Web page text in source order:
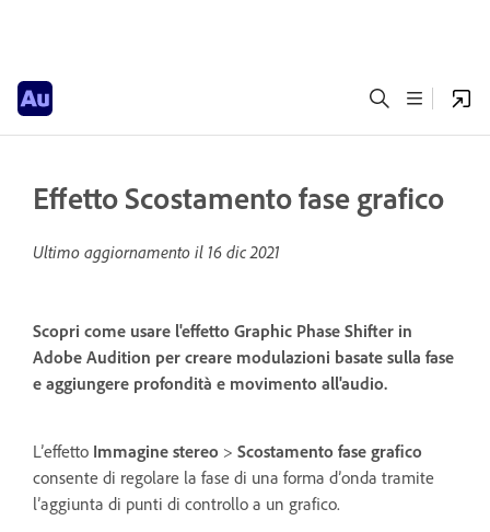
Effetto Scostamento fase grafico
Ultimo aggiornamento il 16 dic 2021
Scopri come usare l'effetto Graphic Phase Shifter in
Adobe Audition per creare modulazioni basate sulla fase
e aggiungere profondità e movimento all'audio.
L’effetto Immagine stereo > Scostamento fase grafico
consente di regolare la fase di una forma d’onda tramite
l’aggiunta di punti di controllo a un grafico.